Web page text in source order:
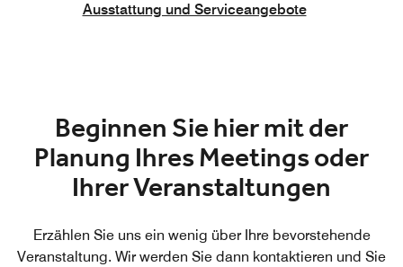
Ausstattung und Serviceangebote
Beginnen Sie hier mit der
Planung Ihres Meetings oder
Ihrer Veranstaltungen
Erzählen Sie uns ein wenig über Ihre bevorstehende
Veranstaltung. Wir werden Sie dann kontaktieren und Sie